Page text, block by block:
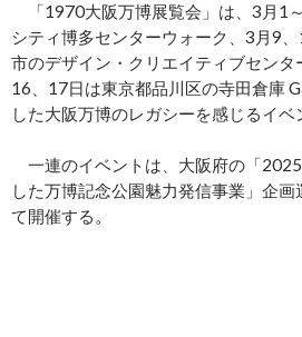
「1970大阪万博展覧会」は、3月1
シティ博多センターウォーク、3月9
市のデザイン・クリエイティブセン
16、17日は東京都品川区の寺田倉庫
した大阪万博のレガシーを感じるイベ
一連のイベントは、大阪府の「
した万博記念公園魅力発信事業」企
て開催する。